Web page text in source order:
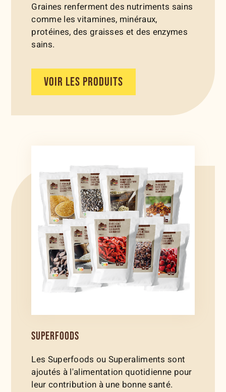
Graines renferment des nutriments sains
comme les vitamines, minéraux,
protéines, des graisses et des enzymes
sains.
VOIR LES PRODUITS
SUPERFOODS
Les Superfoods ou Superaliments sont
ajoutés à l'alimentation quotidienne pour
leur contribution à une bonne santé.